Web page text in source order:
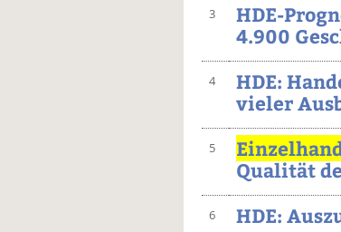
3
HDE-
4.900
4
HDE:
vieler
5
Qualität
6 HDE: